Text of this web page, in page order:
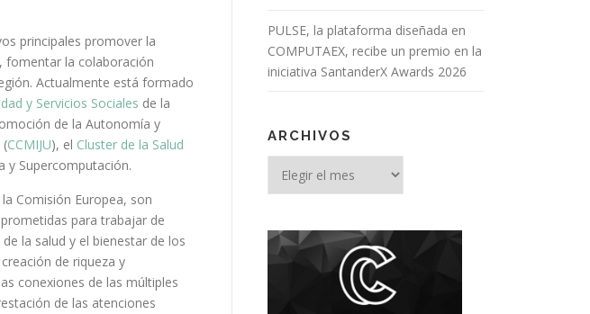
principales promover la
fomentar la colaboración
Actualmente está formado
y Servicios Sociales de la
de la Autonomía y
(CCMIJU), el Cluster de la Salud
y Supercomputación.
Comisión Europea, son
para trabajar de
la salud y el bienestar de los
de riqueza y
conexiones de las múltiples
de las atenciones
PULSE, la plataforma diseñada en
COMPUTAEX, recibe un premio en la
iniciativa SantanderX Awards 2026
ARCHIVOS